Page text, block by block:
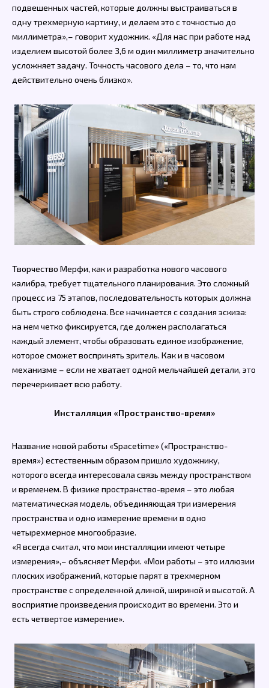
подвешенных частей, которые должны выстраиваться в
одну трехмерную картину, и делаем это с точностью до
миллиметра»,– говорит художник. «Для нас при работе над
изделием высотой более 3,6 м один миллиметр значительно
усложняет задачу. Точность часового дела – то, что нам
действительно очень близко».
Творчество Мерфи, как и разработка нового часового
калибра, требует тщательного планирования. Это сложный
процесс из 75 этапов, последовательность которых должна
быть строго соблюдена. Все начинается с создания эскиза:
на нем четко фиксируется, где должен располагаться
каждый элемент, чтобы образовать единое изображение,
которое сможет воспринять зритель. Как и в часовом
механизме – если не хватает одной мельчайшей детали, это
перечеркивает всю работу.
Инсталляция «Пространство-время»
Название новой работы «Spacetime» («Пространство-
время») естественным образом пришло художнику,
которого всегда интересовала связь между пространством
и временем. В физике пространство-время – это любая
математическая модель, объединяющая три измерения
пространства и одно измерение времени в одно
четырехмерное многообразие.
«Я всегда считал, что мои инсталляции имеют четыре
измерения»,– объясняет Мерфи. «Мои работы – это иллюзии
плоских изображений, которые парят в трехмерном
пространстве с определенной длиной, шириной и высотой. А
восприятие произведения происходит во времени. Это и
есть четвертое измерение».